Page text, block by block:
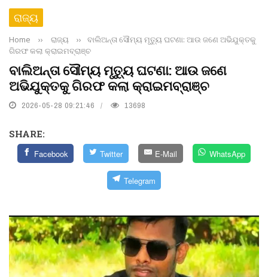
ରାଜ୍ୟ
Home ›› ରାଜ୍ୟ ››
ବାଲିଅନ୍ତା ସୌମ୍ୟ ମୃତ୍ୟୁ ଘଟଣା: ଆଉ ଜଣେ ଅଭିଯୁକ୍ତକୁ
ଗିରଫ କଲା କ୍ରାଇମବ୍ରାଞ୍ଚ
ବାଲିଅନ୍ତା ସୌମ୍ୟ ମୃତ୍ୟୁ ଘଟଣା: ଆଉ ଜଣେ
ଅଭିଯୁକ୍ତକୁ ଗିରଫ କଲା କ୍ରାଇମବ୍ରାଞ୍ଚ
2026-05-28 09:21:46 13698
SHARE:
Facebook Twitter E-Mail WhatsApp
Telegram